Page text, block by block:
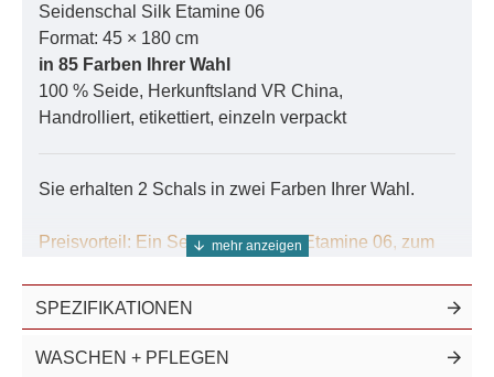
Seidenschal Silk Etamine 06
Format: 45 × 180 cm
in 85 Farben Ihrer Wahl
100 % Seide, Herkunftsland VR China,
Handrolliert, etikettiert, einzeln verpackt
Sie erhalten 2 Schals in zwei Farben Ihrer Wahl.
Preisvorteil: Ein Seidenschal Silk Etamine 06, zum
unter der Nummer06007
SPEZIFIKATIONEN
WASCHEN + PFLEGEN